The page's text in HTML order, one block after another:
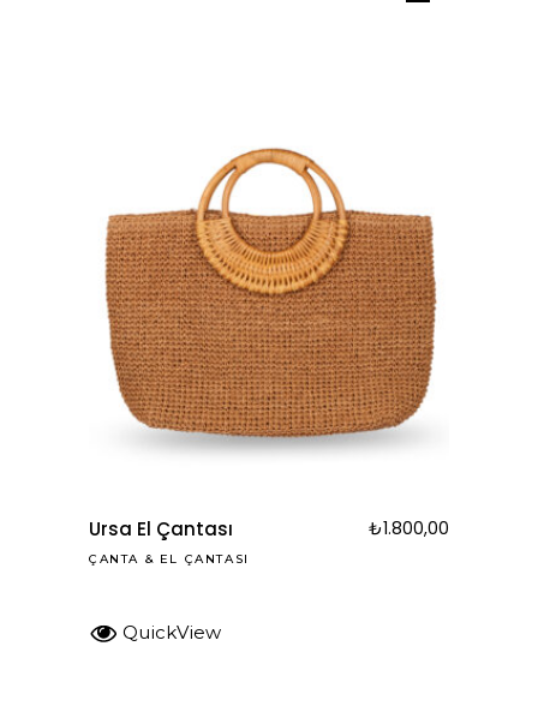
Ursa El Çantası ₺1.800,00
ÇANTA & EL ÇANTASI
QuickView